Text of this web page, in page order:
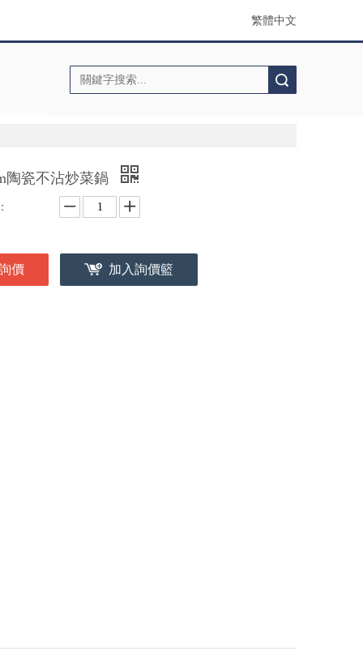
繁體中文
陶瓷不沾炒菜鍋
價 加入詢價籃